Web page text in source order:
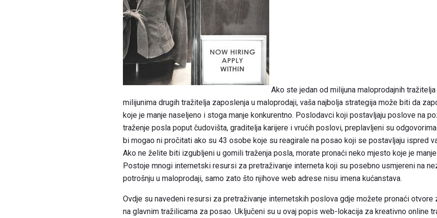
Ako ste jedan od milijuna maloprodajnih
milijunima drugih tražitelja zaposlenja u maloprodaji, vaša najbolja strategija može biti da
koje je manje naseljeno i stoga manje konkurentno. Poslodavci koji postavljaju poslove na
traženje posla poput čudovišta, graditelja karijere i vrućih poslovi, preplavljeni su
bi mogao ni pročitati ako su 43 osobe koje su reagirale na posao koji se postavljaju ispred
Ako ne želite biti izgubljeni u gomili traženja posla, morate pronaći neko mjesto koje je
Postoje mnogi internetski resursi za pretraživanje interneta koji su posebno usmjereni na
potrošnju u maloprodaji, samo zato što njihove web adrese nisu imena kućanstava.
Ovdje su navedeni resursi za pretraživanje internetskih poslova gdje možete pronaći otvore
na glavnim tražilicama za posao. Uključeni su u ovaj popis web-lokacija za kreativno online